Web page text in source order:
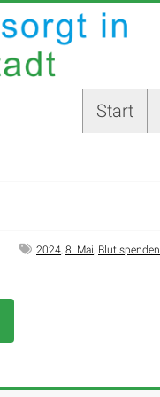
Start
2024, 8. Mai, Blut spenden